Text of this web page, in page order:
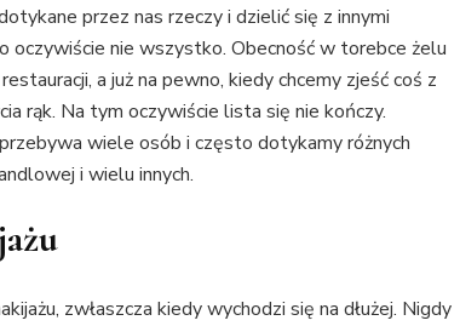
przez nas rzeczy i dzielić się z innymi
oczywiście nie wszystko. Obecność w torebce żelu
a już na pewno, kiedy chcemy zjeść coś z
rąk. Na tym oczywiście lista się nie kończy.
wiele osób i często dotykamy różnych
i wielu innych.
zwłaszcza kiedy wychodzi się na dłużej. Nigdy